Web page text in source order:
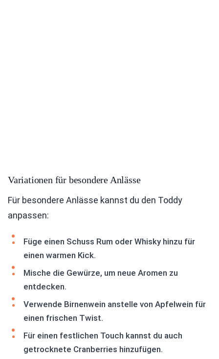
Variationen für besondere Anlässe
Für besondere Anlässe kannst du den Toddy
anpassen:
Füge einen Schuss Rum oder Whisky hinzu für
einen warmen Kick.
Mische die Gewürze, um neue Aromen zu
entdecken.
Verwende Birnenwein anstelle von Apfelwein für
einen frischen Twist.
Für einen festlichen Touch kannst du auch
getrocknete Cranberries hinzufügen.